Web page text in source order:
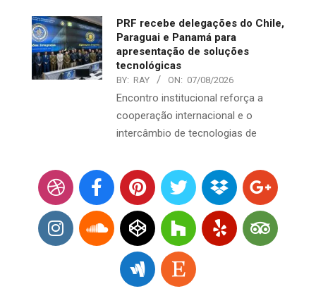
PRF recebe delegações do Chile,
Paraguai e Panamá para
apresentação de soluções
tecnológicas
BY: RAY ON: 07/08/2026
Encontro institucional reforça a
cooperação internacional e o
intercâmbio de tecnologias de